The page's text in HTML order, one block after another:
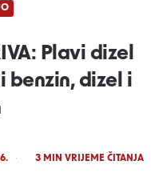
Plavi dizel
benzin, dizel i
3 MIN VRIJEME ČITANJA